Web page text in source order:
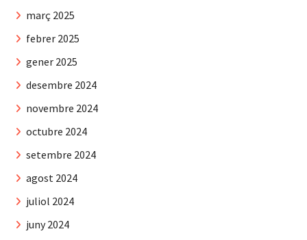
març 2025
febrer 2025
gener 2025
desembre 2024
novembre 2024
octubre 2024
setembre 2024
agost 2024
juliol 2024
juny 2024